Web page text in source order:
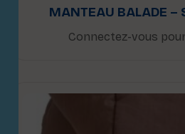
MANTEAU BALADE –
Connectez-vous